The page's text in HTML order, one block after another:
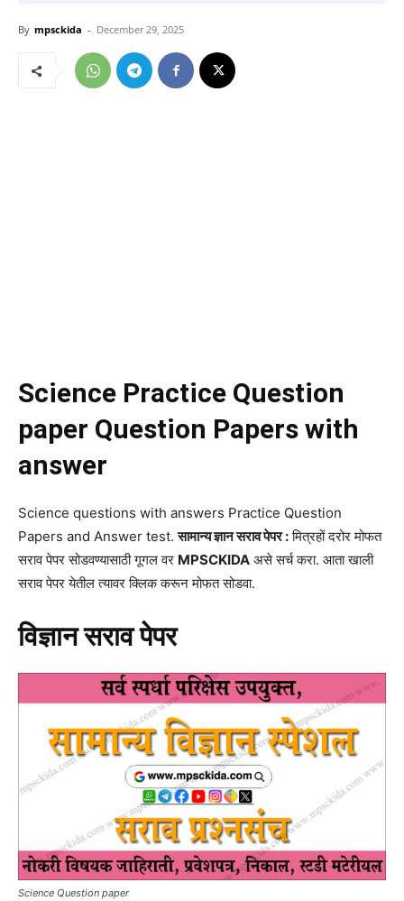
By mpsckida - December 29, 2025
Science Practice Question
paper Question Papers with
answer
Science questions with answers Practice Question
Papers and Answer test.सामान्य ज्ञान सराव पेपर :मित्रहों दरोर मोफत
सराव पेपर सोडवण्यासाठी गूगल वर MPSCKIDA असे सर्च करा. आता खाली
सराव पेपर येतील त्यावर क्लिक करून मोफत सोडवा.
विज्ञान सराव पेपर
Science Question paper